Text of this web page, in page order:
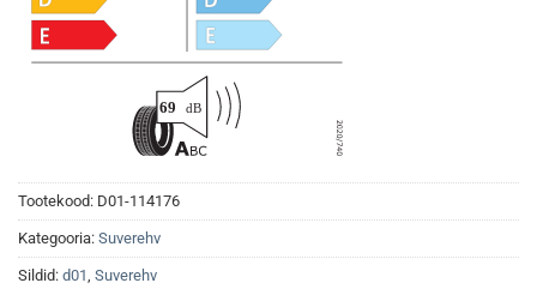
Tootekood: D01-114176
Kategooria: Suverehv
Sildid: d01 Suverehv